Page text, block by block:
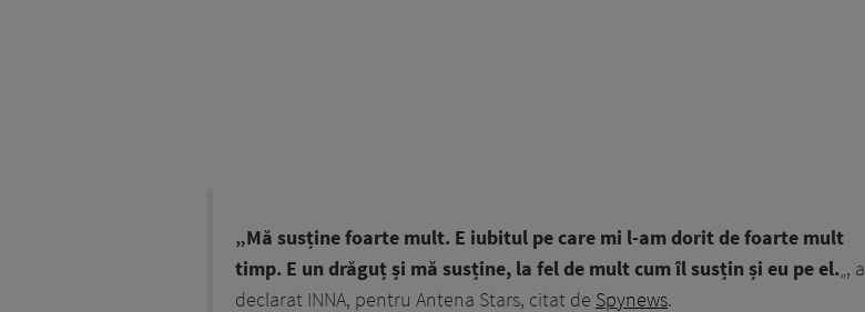
„Mă susține foarte mult. E iubitul pe care mi l-am dorit de foarte mult
timp. E un drăguț și mă susține, la fel de mult cum îl susțin și eu pe el.„, a
declarat INNA, pentru Antena Stars, citat de Spynews.